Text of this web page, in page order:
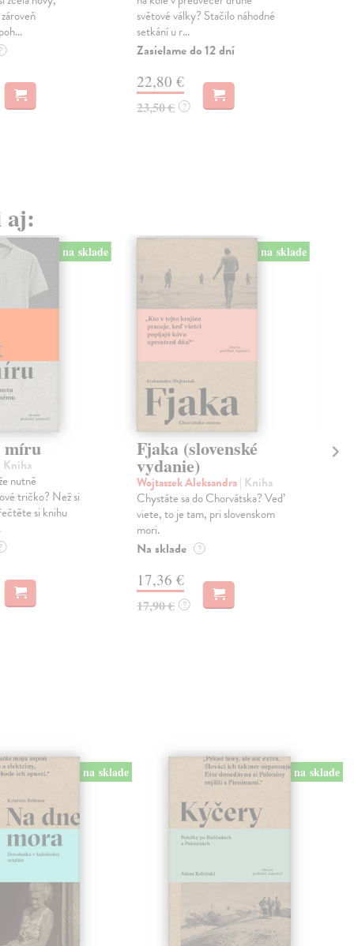
světové války? Stačilo náhodné
setkání u r...
Zasielame do 12 dní
22,80 €
23,50 € ?
aj:
na sklade
míru
| Kniha
nutně
tričko? Než si
si knihu
?
na sklade
Fjaka (slovenské
vydanie)
Wojtaszek Aleksandra| Kniha
Chystáte sa do Chorvátska? Veď
viete, to je tam, pri slovenskom
mori.
Na sklade ?
17,36 €
17,90 € ?
na sklade na sklade